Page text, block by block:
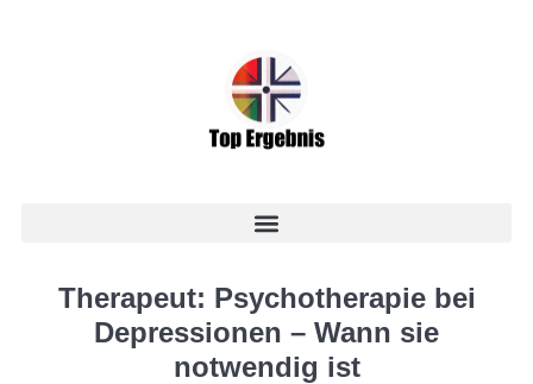
Therapeut: Psychotherapie bei
Depressionen – Wann sie
notwendig ist